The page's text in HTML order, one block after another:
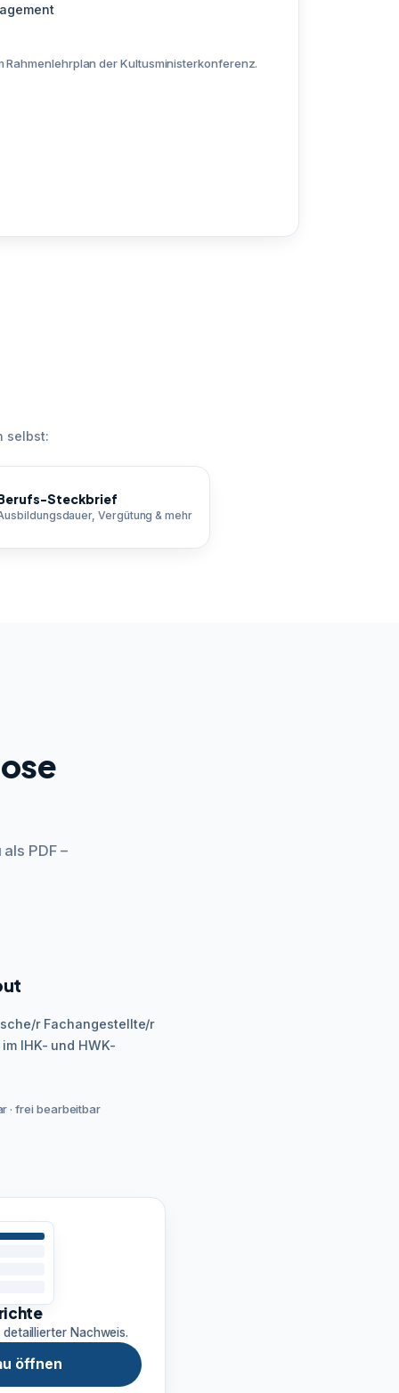
Rahmenlehrplan der Kultusministerkonferenz.
selbst:
Steckbrief
Vergütung & mehr
PDF –
r Fachangestellte/r
IHK- und HWK-
· frei bearbeitbar
Nachweis.
öffnen